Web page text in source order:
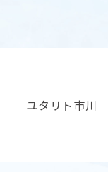
ユタリト市川